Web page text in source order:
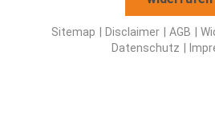
Sitemap Disclaimer AGB
Datenschutz